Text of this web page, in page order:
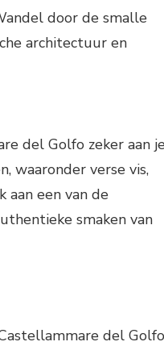
door de smalle
architectuur en
del Golfo zeker aan
waaronder verse vis,
aan een van de
smaken van
del